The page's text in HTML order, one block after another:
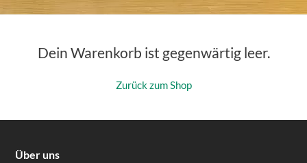
Dein Warenkorb ist gegenwärtig leer.
Zurück zum Shop
Über uns